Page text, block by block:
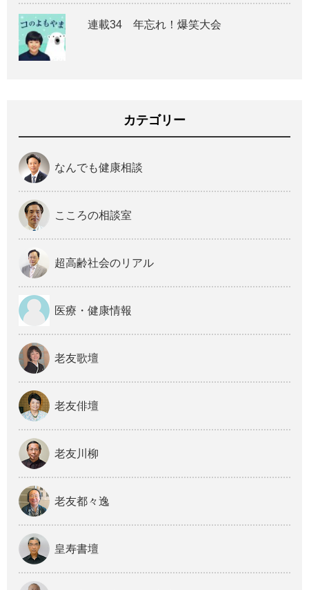
連載34 年忘れ！爆笑大会
カテゴリー
なんでも健康相談
こころの相談室
超高齢社会のリアル
医療・健康情報
老友歌壇
老友俳壇
老友川柳
老友都々逸
皇寿書壇